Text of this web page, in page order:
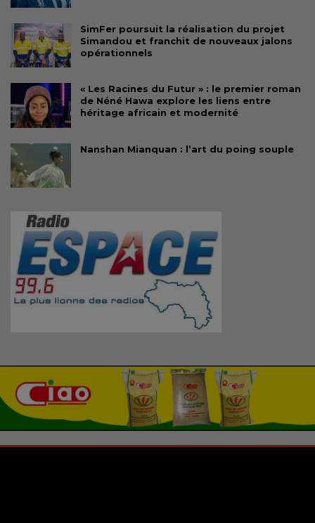
SimFer poursuit la réalisation du projet
Simandou et franchit de nouveaux jalons
opérationnels
« Les Racines du Futur » : le premier roman
de Néné Hawa explore les liens entre
héritage africain et modernité
Nanshan Mianquan : l’art du poing souple